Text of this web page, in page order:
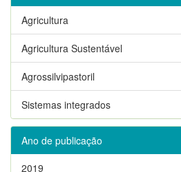
Agricultura
Agricultura Sustentável
Agrossilvipastoril
Sistemas integrados
Ano de publicação
2019